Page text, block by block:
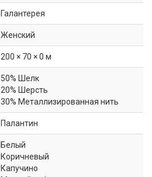
Галантерея
Женский
200 × 70 × 0 м
50% Шелк
20% Шерсть
30% Металлизированная нить
Палантин
Белый
Коричневый
Капучино